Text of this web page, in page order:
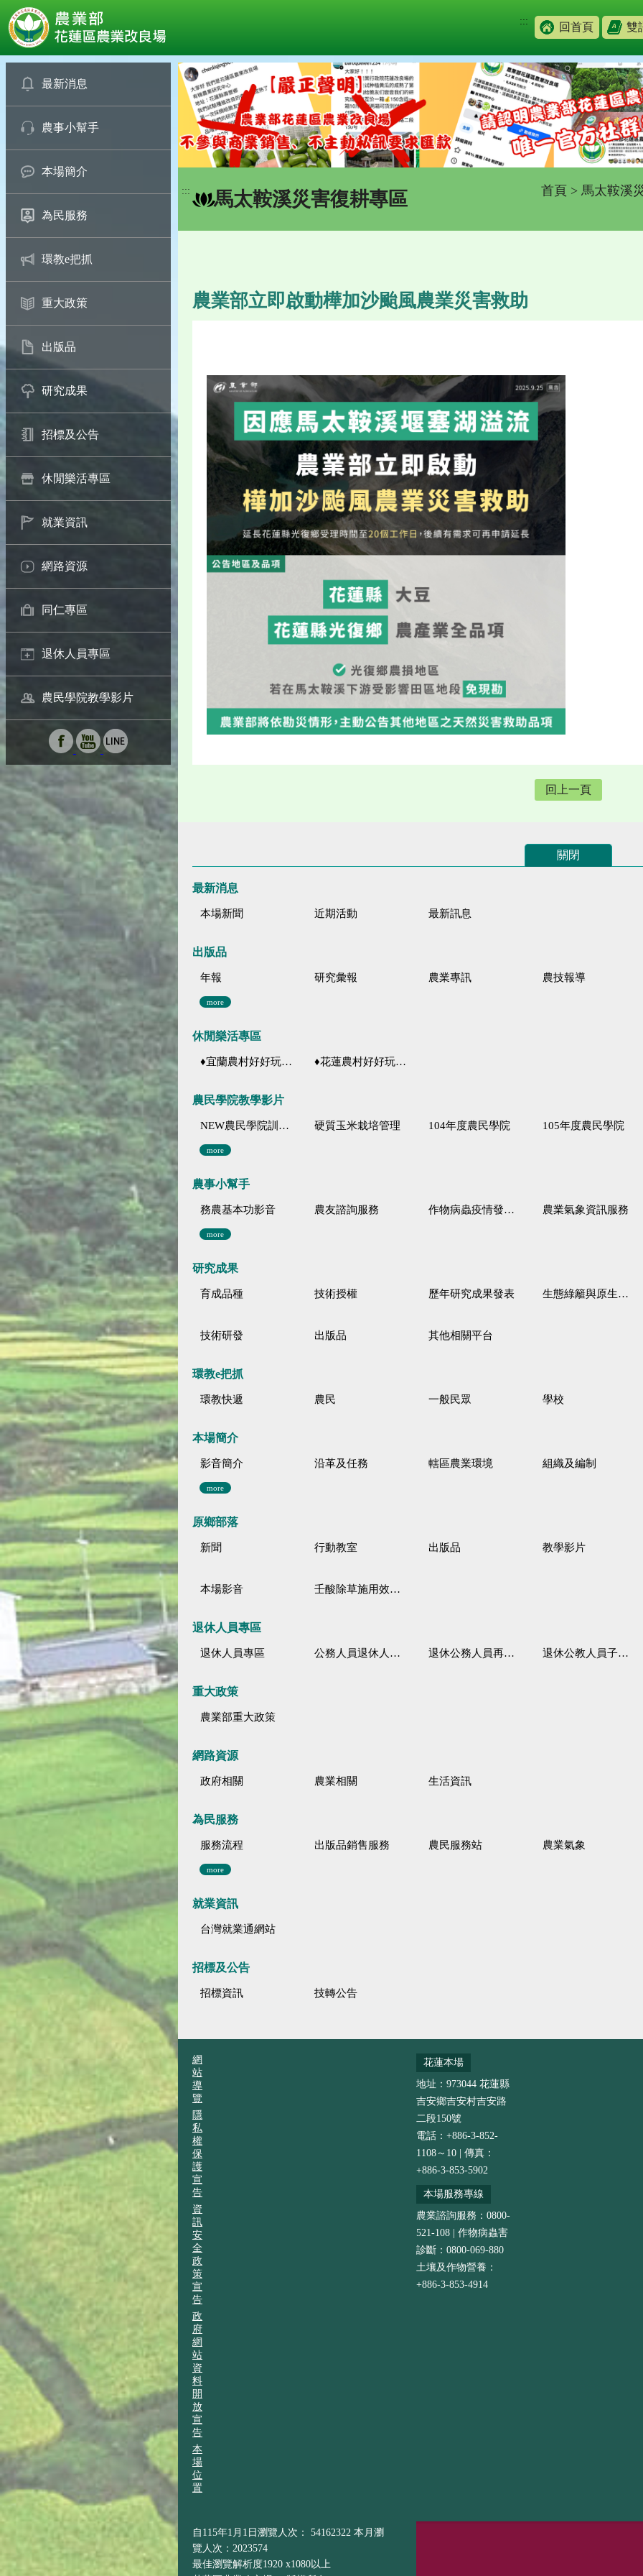
::: 回首頁 雙
最新消息
農事小幫手
本場簡介
為民服務
環教e把抓
重大政策
出版品
研究成果
招標及公告
休閒樂活專區
就業資訊
網路資源
同仁專區
退休人員專區
農民學院教學影片
::: 馬太鞍溪災害復耕專區 首頁 > 馬太鞍溪
農業部立即啟動樺加沙颱風農業災害救助
回上一頁
關閉
最新消息
本場新聞 近期活動 最新訊息
出版品
年報 研究彙報 農業專訊 農技報導
more
休閒樂活專區
♦宜蘭農村好好玩 ♦「農、藝、山、水」四條遊程推薦 ♦花蓮農村好好玩♦「原、生、慢、活」四條遊程推薦
農民學院教學影片
NEW農民學院訓練影音分類 硬質玉米栽培管理 104年度農民學院 105年度農民學院
more
農事小幫手
務農基本功影音 農友諮詢服務 作物病蟲疫情發生預測 農業氣象資訊服務
more
研究成果
育成品種 技術授權 歷年研究成果發表 生態綠籬與原生野花植生毯
技術研發 出版品 其他相關平台
環教e把抓
環教快遞 農民 一般民眾 學校
本場簡介
影音簡介 沿革及任務 轄區農業環境 組織及編制
more
原鄉部落
新聞 行動教室 出版品 教學影片
本場影音 壬酸除草施用效果觀察
退休人員專區
退休人員專區 公務人員退休人員法施行細則 退休公務人員再任職務 退休公教人員子女教育補助規定
重大政策
農業部重大政策
網路資源
政府相關 農業相關 生活資訊
為民服務
服務流程 出版品銷售服務 農民服務站 農業氣象
more
就業資訊
台灣就業通網站
招標及公告
招標資訊 技轉公告
網
站
導
覽
隱
私
權
保
護
宣
告
資
訊
安
全
政
策
宣
告
政
府
網
站
資
料
開
放
宣
告
本
場
位
置
花蓮本場
地址：973044 花蓮縣
吉安鄉吉安村吉安路
二段150號
電話：+886-3-852-
1108～10 | 傳真：
+886-3-853-5902
本場服務專線
農業諮詢服務：0800-
521-108 | 作物病蟲害
診斷：0800-069-880
土壤及作物營養：
+886-3-853-4914
自115年1月1日瀏覽人次： 54162322 本月瀏
覽人次：2023574
最佳瀏覽解析度1920 x1080以上